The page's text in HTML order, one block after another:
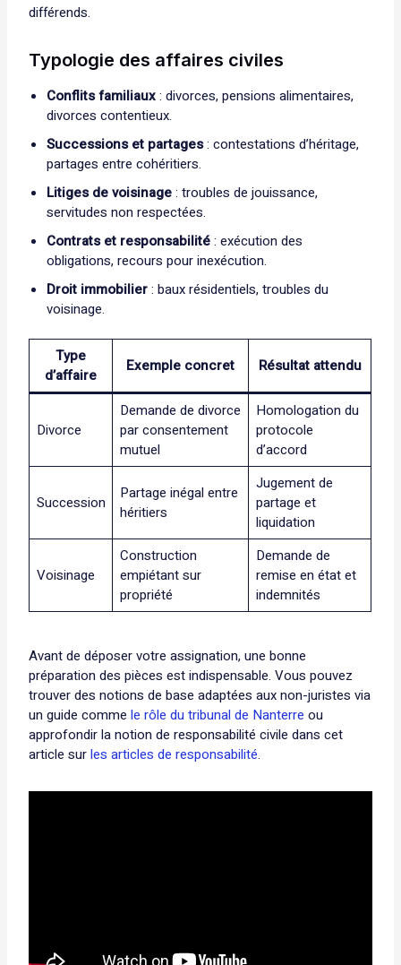
différends.
Typologie des affaires civiles
Conflits familiaux: divorces, pensions alimentaires,
divorces contentieux.
Successions et partages: contestations d’héritage,
partages entre cohéritiers.
Litiges de voisinage: troubles de jouissance,
servitudes non respectées.
Contrats et responsabilité: exécution des
obligations, recours pour inexécution.
Droit immobilier: baux résidentiels, troubles du
voisinage.
Type
d’affaire
Exemple concret Résultat attendu
Divorce
Demande de divorce
par consentement
mutuel
Homologation du
protocole
d’accord
Succession
Partage inégal entre
héritiers
Jugement de
partage et
liquidation
Voisinage
Construction
empiétant sur
propriété
Demande de
remise en état et
indemnités
Avant de déposer votre assignation, une bonne
préparation des pièces est indispensable. Vous pouvez
trouver des notions de base adaptées aux non-juristes via
un guide commele rôle du tribunal de Nanterre ou
approfondir la notion de responsabilité civile dans cet
article surles articles de responsabilité.